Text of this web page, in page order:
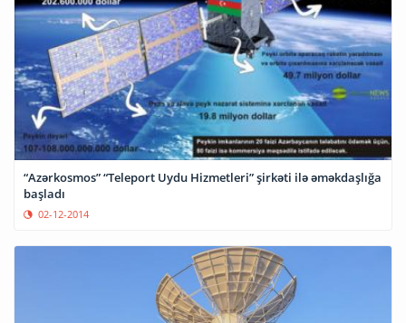
“Azərkosmos” “Teleport Uydu Hizmetleri” şirkəti ilə əməkdaşlığa
başladı
02-12-2014